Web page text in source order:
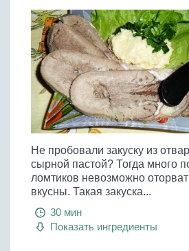
Не пробовали закуску из
сырной пастой? Тогда много
ломтиков невозможно
вкусны. Такая закуска...
30 мин
Показать ингредиенты